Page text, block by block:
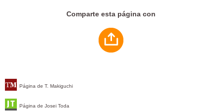
Página de T. Makiguchi
Página de Josei Toda
Comparte esta página con